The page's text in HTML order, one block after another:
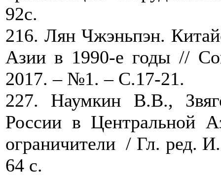
92с.
216. Лян Чжэньпэн.
Азии в 1990-е годы //
2017. – №1. – С.17-21.
227. Наумкин В.В.,
России в Центральной
ограничители / Гл. ред.
64 с.